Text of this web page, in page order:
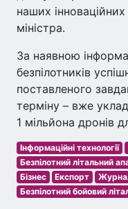
наших
міністра.
За наявною
безпілотників
поставленого
терміну – вже
1 мільйона дронів
Інформаційні технології
Безпілотний літальний
Бізнес
Експорт
Безпілотний бойовий